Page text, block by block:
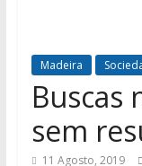
Madeira
Buscas
sem
11 Agosto, 2019